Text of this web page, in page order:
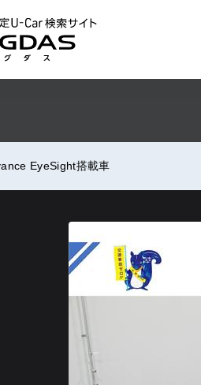
EyeSight搭載車